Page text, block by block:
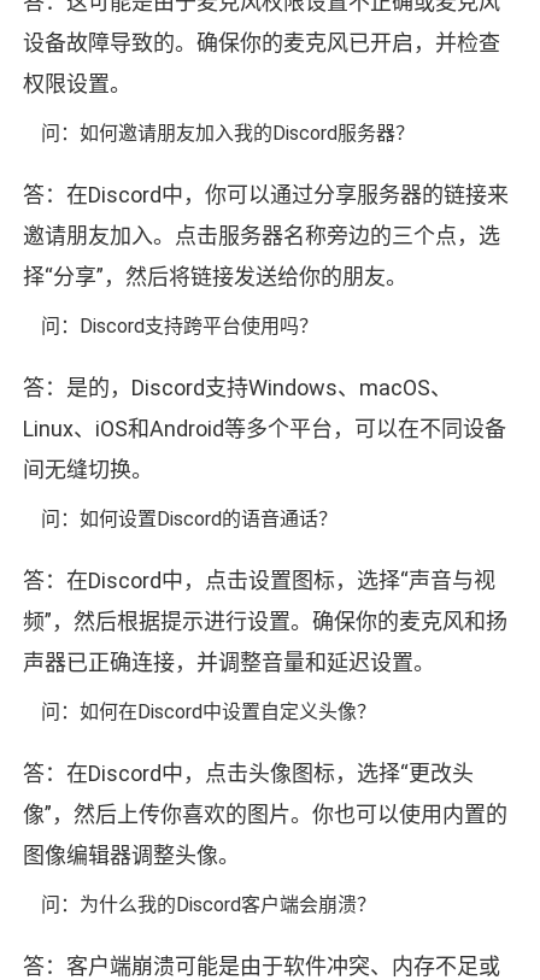
设备故障导致的。确保你的麦克风已开启，并检查
权限设置。
问：如何邀请朋友加入我的Discord服务器？
答：在Discord中，你可以通过分享服务器的链接来
邀请朋友加入。点击服务器名称旁边的三个点，选
择“分享”，然后将链接发送给你的朋友。
问：Discord支持跨平台使用吗？
答：是的，Discord支持Windows、macOS、
Linux、iOS和Android等多个平台，可以在不同设备
间无缝切换。
问：如何设置Discord的语音通话？
答：在Discord中，点击设置图标，选择“声音与视
频”，然后根据提示进行设置。确保你的麦克风和扬
声器已正确连接，并调整音量和延迟设置。
问：如何在Discord中设置自定义头像？
答：在Discord中，点击头像图标，选择“更改头
像”，然后上传你喜欢的图片。你也可以使用内置的
图像编辑器调整头像。
问：为什么我的Discord客户端会崩溃？
答：客户端崩溃可能是由于软件冲突、内存不足或